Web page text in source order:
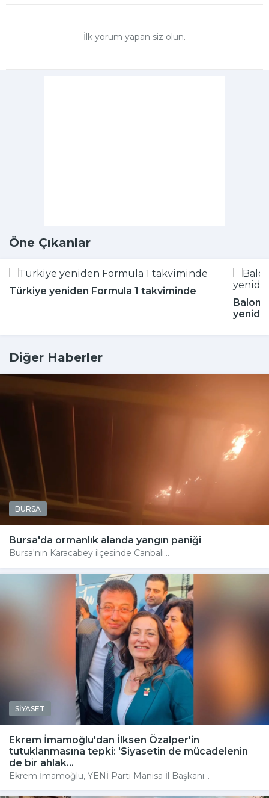
İlk yorum yapan siz olun.
Öne Çıkanlar
Türkiye yeniden Formula 1 takviminde
Balon
Diğer Haberler
BURSA
Bursa'da ormanlık alanda yangın paniği
Bursa'nın Karacabey ilçesinde Canbalı...
SİYASET
Ekrem İmamoğlu'dan İlksen Özalper'in
tutuklanmasına tepki: 'Siyasetin de mücadelenin
de bir ahlak...
Ekrem İmamoğlu, YENİ Parti Manisa İl Başkanı...